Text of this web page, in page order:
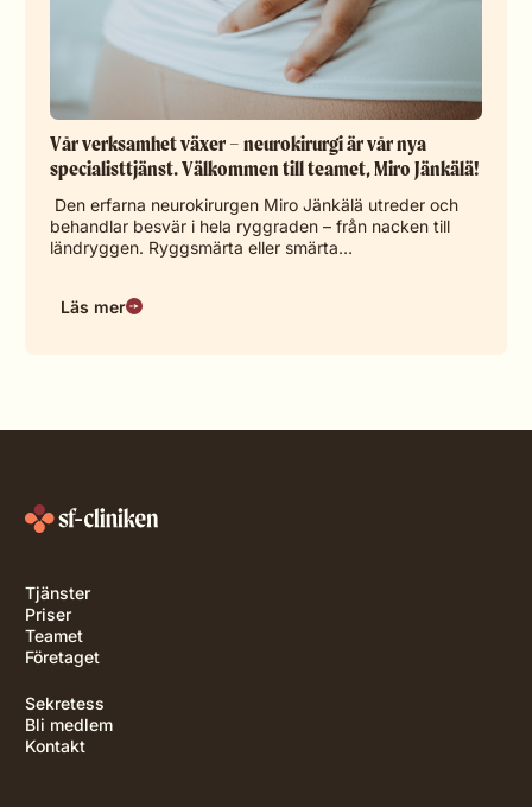
Vår verksamhet växer – neurokirurgi är vår nya
specialisttjänst. Välkommen till teamet, Miro Jänkälä!
Den erfarna neurokirurgen Miro Jänkälä utreder och
behandlar besvär i hela ryggraden – från nacken till
ländryggen. Ryggsmärta eller smärta…
Läs mer
Tjänster
Priser
Teamet
Företaget
Sekretess
Bli medlem
Kontakt